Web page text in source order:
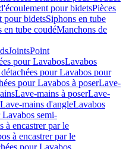
pour bidetsPièces
pour bidetsSiphons en tube
en tube coudéManchons de
JointsPoint
pour LavabosLavabos
pour Lavabos pour
pour Lavabos à poserLave-
Lave-mains à poserLave-
mains d'angleLavabos
Lavabos semi-
à encastrer par le
à encastrer par le
pour Lavabos